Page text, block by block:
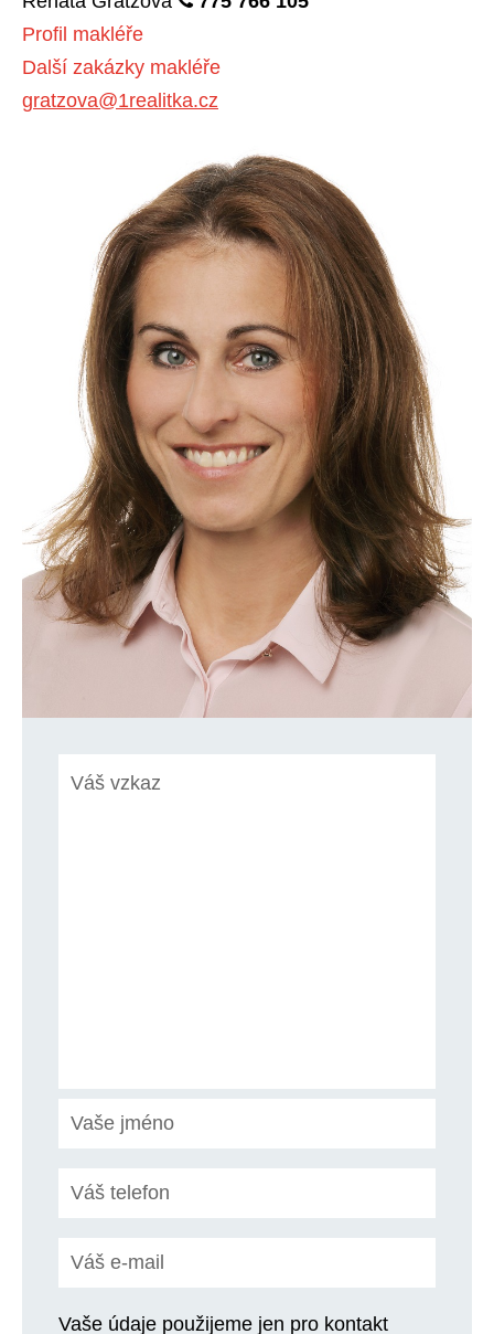
Profil makléře
Další zakázky makléře
gratzova@1realitka.cz
Vaše údaje použijeme jen pro kontakt